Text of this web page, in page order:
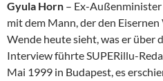
Gyula Horn – Ex-
mit dem Mann, der den
Wende heute sieht, was er über
Interview führte SUPERillu-
Mai 1999 in Budapest, es